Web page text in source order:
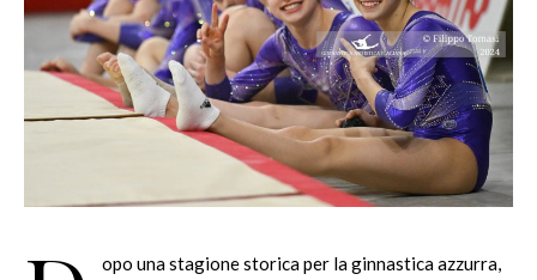
opo una stagione storica per la ginnastica azzurra,